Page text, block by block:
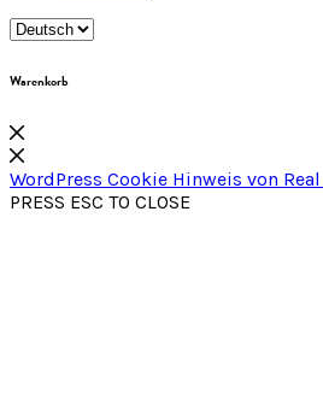
Warenkorb
WordPress Cookie Hinweis von
PRESS ESC TO CLOSE